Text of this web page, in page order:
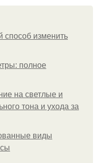
способ изменить
полное
на светлые и
тона и ухода за
виды